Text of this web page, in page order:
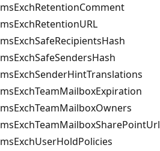
msExchRetentionComment
msExchRetentionURL
msExchSafeRecipientsHash
msExchSafeSendersHash
msExchSenderHintTranslations
msExchTeamMailboxExpiration
msExchTeamMailboxOwners
msExchTeamMailboxSharePointUrl
msExchUserHoldPolicies